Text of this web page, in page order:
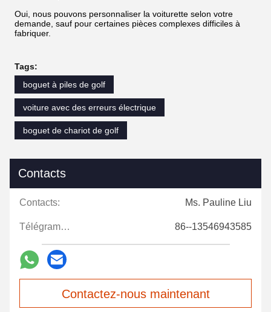
Oui, nous pouvons personnaliser la voiturette selon votre
demande, sauf pour certaines pièces complexes difficiles à
fabriquer.
Tags:
boguet à piles de golf
voiture avec des erreurs électrique
boguet de chariot de golf
Contacts
Contacts: Ms. Pauline Liu
Télégramme: 86--13546943585
Contactez-nous maintenant